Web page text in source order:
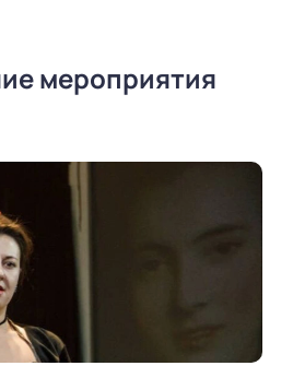
мероприятия